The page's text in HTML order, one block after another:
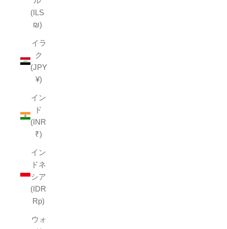
(ILS
₪)
イラ
ク
(JPY
¥)
イン
ド
(INR
₹)
イン
ドネ
シア
(IDR
Rp)
ウォ